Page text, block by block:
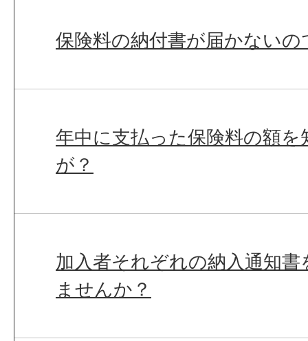
保険料の納付書が届かないの
年中に支払った保険料の額
が？
加入者それぞれの納入通知
ませんか？